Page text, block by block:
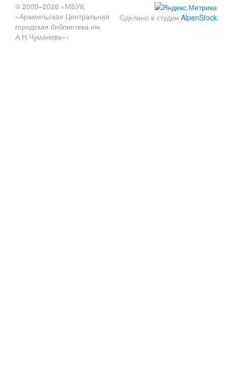
Сделано в студии AlpenStock
© 2009–2026 «МБУК
«Арамильская Центральная
городская библиотека им.
А.Н.Чуманова»»